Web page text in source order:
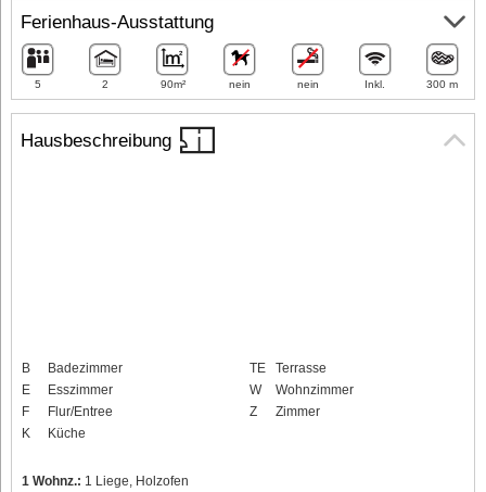
Hausbeschreibung
B
Badezimmer
E
Esszimmer
F
Flur/Entree
K
Küche
TE
Terrasse
W
Wohnzimmer
Z
Zimmer
1 Wohnz.: 1 Liege, Holzofen
Ferienhaus-Ausstattung
5 2 90m² nein nein Inkl. 300 m